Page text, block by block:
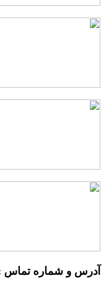
و شماره تماس :